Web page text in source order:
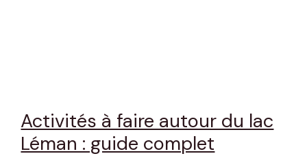
Activités à faire autour du lac
Léman : guide complet